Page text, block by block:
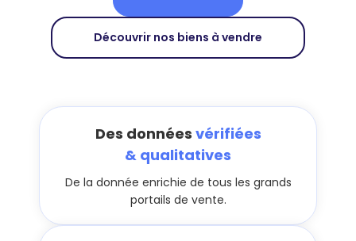
Découvrir nos biens à vendre
Des données vérifiées
& qualitatives
De la donnée enrichie de tous les grands
portails de vente.